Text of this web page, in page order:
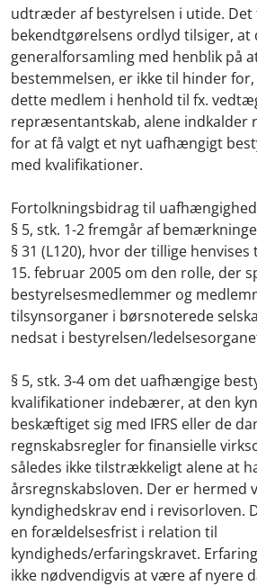
udtræder af bestyrelsen i utide.
bekendtgørelsens ordlyd tilsiger, at
generalforsamling med henblik på
bestemmelsen, er ikke til hinder
dette medlem i henhold til fx.
repræsentantskab, alene
for at få valgt et nyt uafhængigt
med kvalifikationer.
Fortolkningsbidrag til
§ 5, stk. 1-2 fremgår af
§ 31 (L120), hvor der tillige
15. februar 2005 om den rolle, der
bestyrelsesmedlemmer og
tilsynsorganer i børsnoterede
nedsat i bestyrelsen/
§ 5, stk. 3-4 om det uafhængige
kvalifikationer indebærer, at den
beskæftiget sig med IFRS eller de
regnskabsregler for finansielle
således ikke tilstrækkeligt alene at
årsregnskabsloven. Der er hermed
kyndighedskrav end i revisorloven.
en forældelsesfrist i relation til
kyndigheds/erfaringskravet.
ikke nødvendigvis at være af nyere